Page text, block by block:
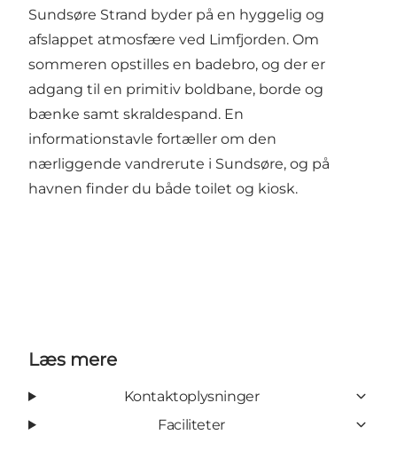
Sundsøre Strand byder på en hyggelig og
afslappet atmosfære ved Limfjorden. Om
sommeren opstilles en badebro, og der er
adgang til en primitiv boldbane, borde og
bænke samt skraldespand. En
informationstavle fortæller om den
nærliggende vandrerute i Sundsøre, og på
havnen finder du både toilet og kiosk.
Læs mere
Kontaktoplysninger
Faciliteter